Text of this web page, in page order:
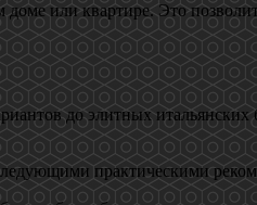
или квартире. Это
до элитных
практическими